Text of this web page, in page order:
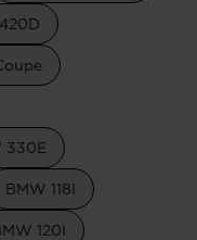
330E
BMW 118I
120I